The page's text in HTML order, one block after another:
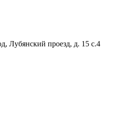
Лубянский проезд, д. 15 с.4